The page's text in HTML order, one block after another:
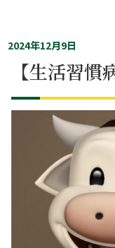
2024年12月9日
【生活習慣